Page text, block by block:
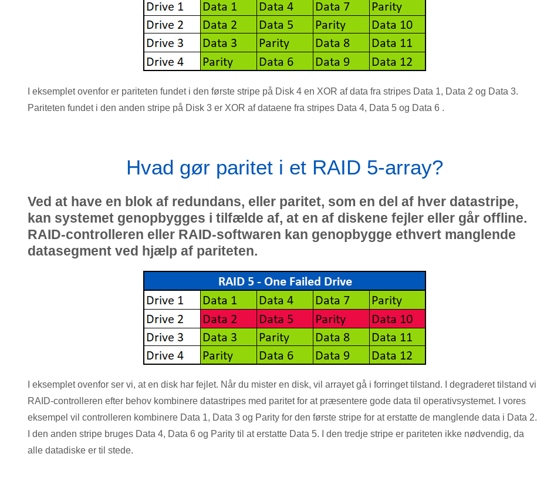
I eksemplet ovenfor er pariteten fundet i den første stripe på Disk 4 en XOR af data fra stripes Data 1, Data 2 og Data 3.
Pariteten fundet i den anden stripe på Disk 3 er XOR af dataene fra stripes Data 4, Data 5 og Data 6 .
Hvad gør paritet i et RAID 5-array?
Ved at have en blok af redundans, eller paritet, som en del af hver datastripe,
kan systemet genopbygges i tilfælde af, at en af ​​diskene fejler eller går offline.
RAID-controlleren eller RAID-softwaren kan genopbygge ethvert manglende
datasegment ved hjælp af pariteten.
I eksemplet ovenfor ser vi, at en disk har fejlet. Når du mister en disk, vil arrayet gå i forringet tilstand. I degraderet tilstand vil
RAID-controlleren efter behov kombinere datastripes med paritet for at præsentere gode data til operativsystemet. I vores
eksempel vil controlleren kombinere Data 1, Data 3 og Parity for den første stripe for at erstatte de manglende data i Data 2.
I den anden stripe bruges Data 4, Data 6 og Parity til at erstatte Data 5. I den tredje stripe er pariteten ikke nødvendig, da
alle datadiske er til stede.